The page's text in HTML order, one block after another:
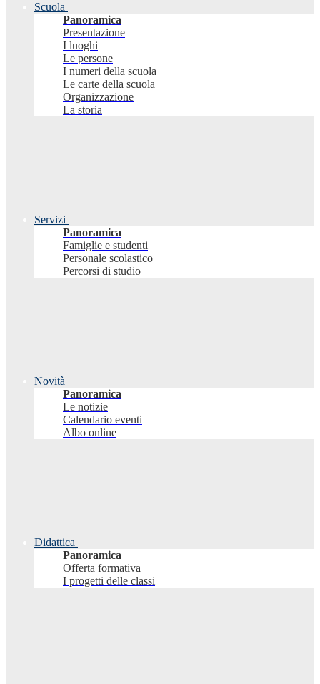
Scuola
Panoramica
Presentazione
I luoghi
Le persone
I numeri della scuola
Le carte della scuola
Organizzazione
La storia
Servizi
Panoramica
Famiglie e studenti
Personale scolastico
Percorsi di studio
Novità
Panoramica
Le notizie
Calendario eventi
Albo online
Didattica
Panoramica
Offerta formativa
I progetti delle classi